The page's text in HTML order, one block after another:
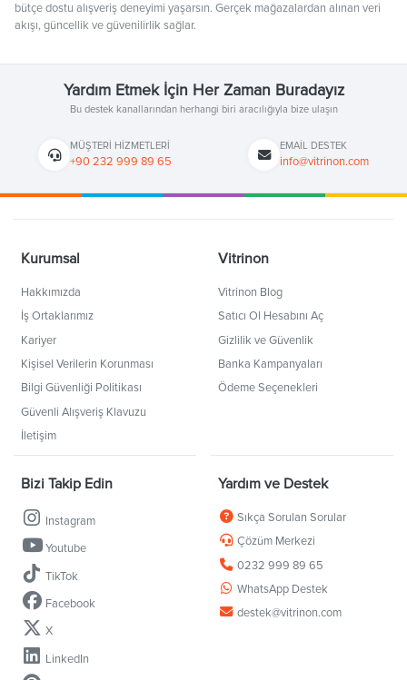
bütçe dostu alışveriş deneyimi yaşarsın. Gerçek mağazalardan alınan veri
akışı, güncellik ve güvenilirlik sağlar.
Yardım Etmek İçin Her Zaman Buradayız
Bu destek kanallarından herhangi biri aracılığıyla bize ulaşın
MÜŞTERI HIZMETLERI
+90 232 999 89 65
EMAIL DESTEK
info@vitrinon.com
Kurumsal
Hakkımızda
İş Ortaklarımız
Kariyer
Kişisel Verilerin Korunması
Bilgi Güvenliği Politikası
Güvenli Alışveriş Klavuzu
İletişim
Vitrinon
Vitrinon Blog
Satıcı Ol Hesabını Aç
Gizlilik ve Güvenlik
Banka Kampanyaları
Ödeme Seçenekleri
Bizi Takip Edin
Instagram
Youtube
TikTok
Facebook
X
LinkedIn
Yardım ve Destek
Sıkça Sorulan Sorular
Çözüm Merkezi
0232 999 89 65
WhatsApp Destek
destek@vitrinon.com